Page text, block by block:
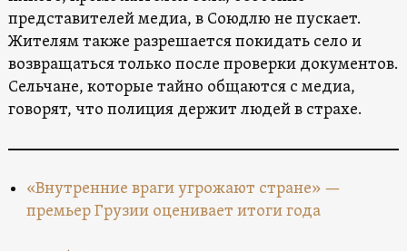
представителей медиа, в Союдлю не пускает.
Жителям также разрешается покидать село и
возвращаться только после проверки документов.
Сельчане, которые тайно общаются с медиа,
говорят, что полиция держит людей в страхе.
«Внутренние враги угрожают стране» —
премьер Грузии оценивает итоги года